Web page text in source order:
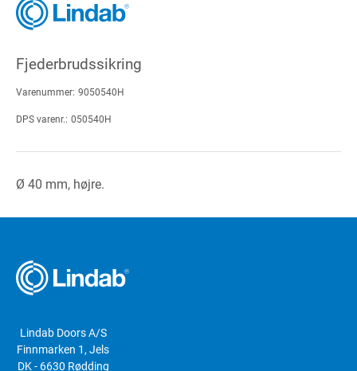
Fjederbrudssikring
Varenummer: 9050540H
DPS varenr.: 050540H
Ø 40 mm, højre.
Lindab Doors A/S
Finnmarken 1, Jels
DK - 6630 Rødding